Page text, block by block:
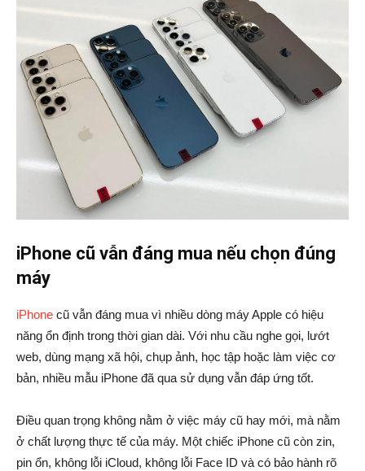
iPhone cũ vẫn đáng mua nếu chọn đúng
máy
iPhone cũ vẫn đáng mua vì nhiều dòng máy Apple có hiệu
năng ổn định trong thời gian dài. Với nhu cầu nghe gọi, lướt
web, dùng mạng xã hội, chụp ảnh, học tập hoặc làm việc cơ
bản, nhiều mẫu iPhone đã qua sử dụng vẫn đáp ứng tốt.
Điều quan trọng không nằm ở việc máy cũ hay mới, mà nằm
ở chất lượng thực tế của máy. Một chiếc iPhone cũ còn zin,
pin ổn, không lỗi iCloud, không lỗi Face ID và có bảo hành rõ